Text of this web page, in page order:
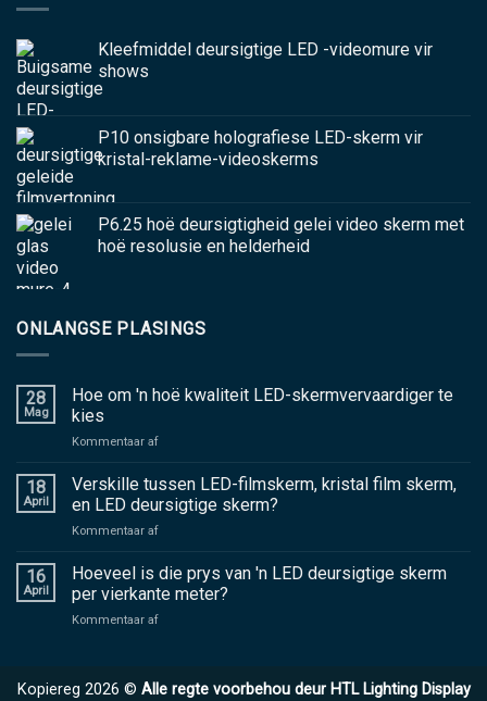
Kleefmiddel deursigtige LED -videomure vir
shows
P10 onsigbare holografiese LED-skerm vir
kristal-reklame-videoskerms
P6.25 hoë deursigtigheid gelei video skerm met
hoë resolusie en helderheid
ONLANGSE PLASINGS
28
Mag
Hoe om 'n hoë kwaliteit LED-skermvervaardiger te
kies
Kommentaar afaan
om
hoë
skermvervaardiger
te
18
April
Verskille tussen LED-filmskerm, kristal film skerm,
en LED deursigtige skerm?
Kommentaar afaan
tussen
LED-
filmskerm,
LED
16
April
Hoeveel is die prys van 'n LED deursigtige skerm
per vierkante meter?
Kommentaar afaan
prys
Kopiereg 2026 © Alle regte voorbehou deur HTL Lighting Display